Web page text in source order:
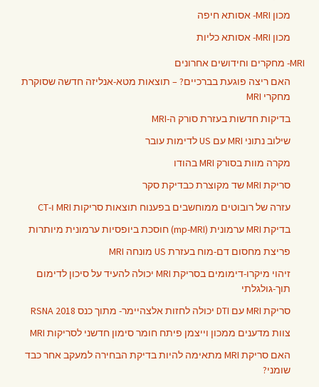
מכון MRI- אסותא חיפה
מכון MRI- אסותא כליות
MRI- מחקרים וחידושים אחרונים
האם ריצה פוגעת בברכיים? – תוצאות מטא-אנליזה חדשה שסוקרת
מחקרי MRI
בדיקות חדשות בעזרת סורק ה-MRI
שילוב נתוני MRI עם US לדימות עובר
מקרה מוות בסורק MRI בהודו
סריקת MRI שד מקוצרת כבדיקת סקר
עזרה של רובוטים ממוחשבים בפענוח תוצאות סריקות MRI ו-CT
בדיקת MRI ערמונית (mp-MRI) חוסכת ביופסיות ערמונית מיותרות
פריצת מחסום דם-מוח בעזרת US מונחה MRI
זיהוי מיקרו-דימומים בסריקת MRI יכולה להעיד על סיכון לדימום
תוך-גולגלתי
סריקת MRI עם DTI יכולה לחזות אלצהיימר- מתוך כנס RSNA 2018
צוות מדענים ממכון וייצמן פיתח חומר סימון חדשני לסריקות MRI
האם סריקת MRI מתאימה להיות בדיקת הבחירה למעקב אחר כבד
שומני?